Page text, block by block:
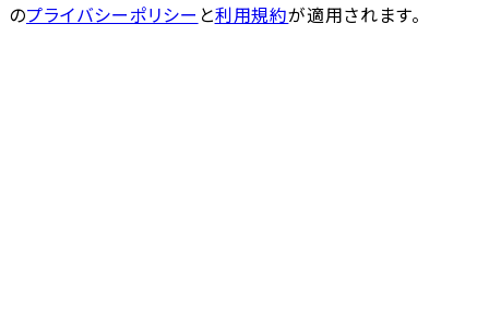
のプライバシーポリシー と利用規約が適用されます。